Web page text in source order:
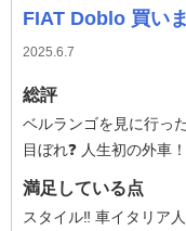
FIAT Doblo 買い
2025.6.7
総評
ベルランゴを見に行っ
目ぼれ❓ 人生初の外車！
満足している点
スタイル‼ 車イタリア